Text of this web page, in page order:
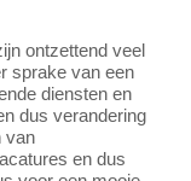
ontzettend veel
sprake van een
diensten en
dus verandering
van
en dus